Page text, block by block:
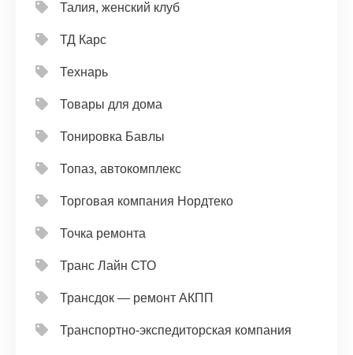
Талия, женский клуб
ТД Карс
Технарь
Товары для дома
Тонировка Бавлы
Топаз, автокомплекс
Торговая компания Нордтеко
Точка ремонта
Транс Лайн СТО
Трансдок — ремонт АКПП
Транспортно-экспедиторская компания